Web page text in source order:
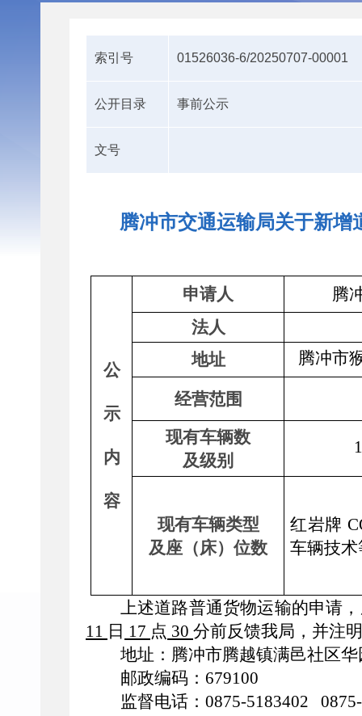
索引号 01526036-6/20250707-00001
公开目录 事前公示
文号
腾冲市交通运输局关于新
公
示
内
容
申请人
腾
法人
地址
腾冲市
经营范围
现有车辆数
及级别
1
现有车辆类型
及座（床）位数
红岩牌
车辆技
上述道路普通货物运输的申请
11 日 17 点 30 分前反馈我局，并注
地址： 腾冲市腾越镇满邑社区华
邮政编码：679100
监督电话： 0875-5183402